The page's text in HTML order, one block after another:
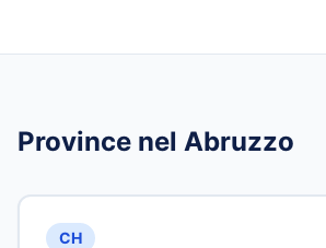
Province nel Abruzzo
CH